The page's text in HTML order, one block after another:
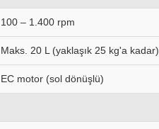
100 – 1.400 rpm
Maks. 20 L (yaklaşık 25 kg'a kadar)
EC motor (sol dönüşlü)